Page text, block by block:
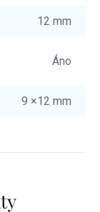
12 mm
Áno
9 ×12 mm